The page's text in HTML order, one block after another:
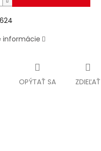
informácie
OPÝTAŤ SA ZDIEĽAŤ